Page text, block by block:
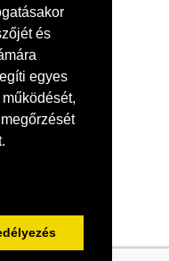
és
egyes